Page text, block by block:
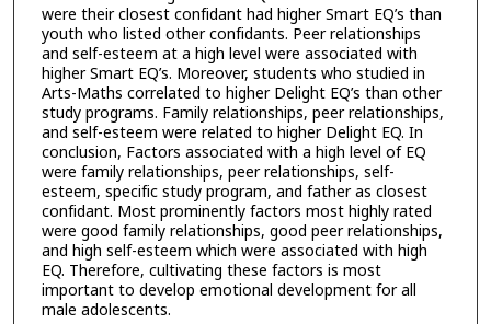
were their closest confidant had higher Smart EQ’s than
youth who listed other confidants. Peer relationships
and self-esteem at a high level were associated with
higher Smart EQ’s. Moreover, students who studied in
Arts-Maths correlated to higher Delight EQ’s than other
study programs. Family relationships, peer relationships,
and self-esteem were related to higher Delight EQ. In
conclusion, Factors associated with a high level of EQ
were family relationships, peer relationships, self-
esteem, specific study program, and father as closest
confidant. Most prominently factors most highly rated
were good family relationships, good peer relationships,
and high self-esteem which were associated with high
EQ. Therefore, cultivating these factors is most
important to develop emotional development for all
male adolescents.